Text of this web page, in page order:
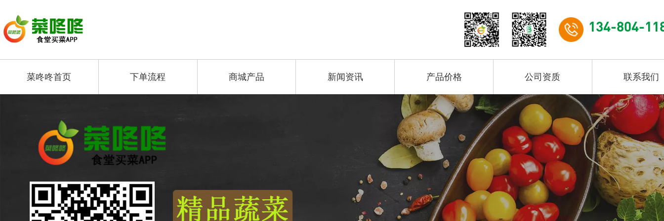
134-804-
菜咚咚首页 下单流程 商城产品 新闻资讯 产品价格 公司资质 联系我们